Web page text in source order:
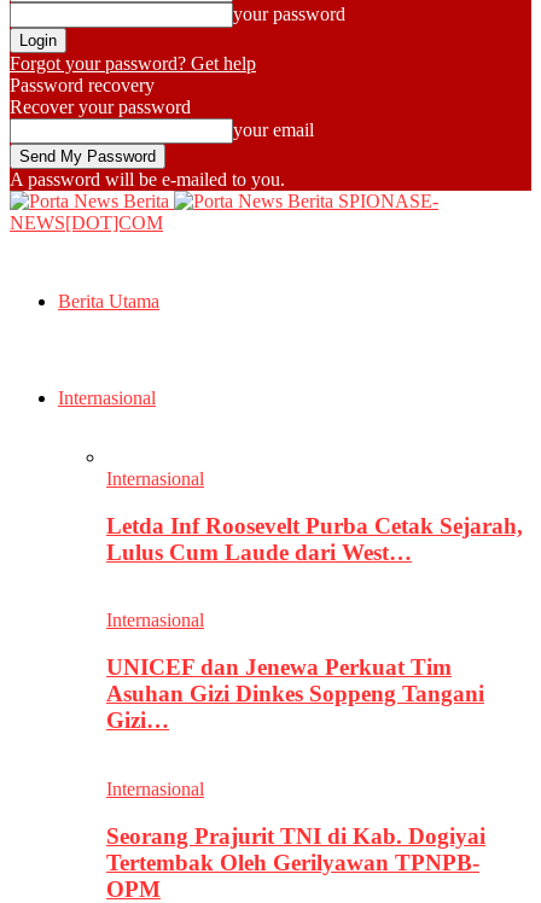
your password
Forgot your password? Get help
Password recovery
Recover your password
your email
A password will be e-mailed to you.
SPIONASE-
NEWS[DOT]COM
Berita Utama
Internasional
Internasional
Letda Inf Roosevelt Purba Cetak Sejarah,
Lulus Cum Laude dari West…
Internasional
UNICEF dan Jenewa Perkuat Tim
Asuhan Gizi Dinkes Soppeng Tangani
Gizi…
Internasional
Seorang Prajurit TNI di Kab. Dogiyai
Tertembak Oleh Gerilyawan TPNPB-
OPM